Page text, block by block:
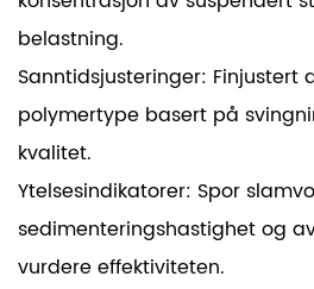
belastning.
Sanntidsjusteringer: Finjustert
polymertype basert på
kvalitet.
Ytelsesindikatorer: Spor
sedimenteringshastighet og
vurdere effektiviteten.